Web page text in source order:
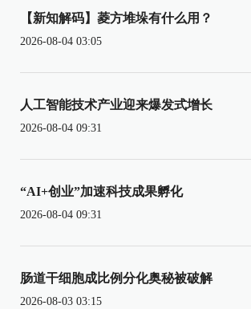
【新知解码】菱方堆垛有什么用？
2026-08-04 03:05
人工智能技术产业迎来爆发式增长
2026-08-04 09:31
“AI+创业”加速科技成果孵化
2026-08-04 09:31
肠道干细胞成比例分化奥秘被破解
2026-08-03 03:15